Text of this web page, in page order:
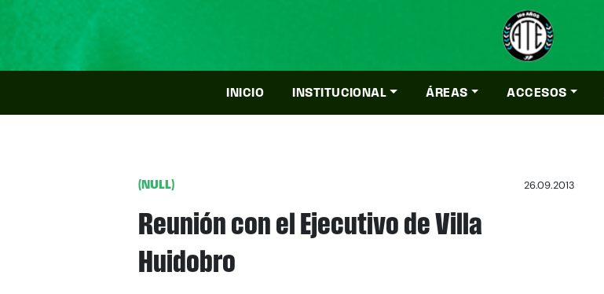
INICIO INSTITUCIONAL ÁREAS ACCESOS
(NULL) 26.09.2013
Reunión con el Ejecutivo de Villa
Huidobro